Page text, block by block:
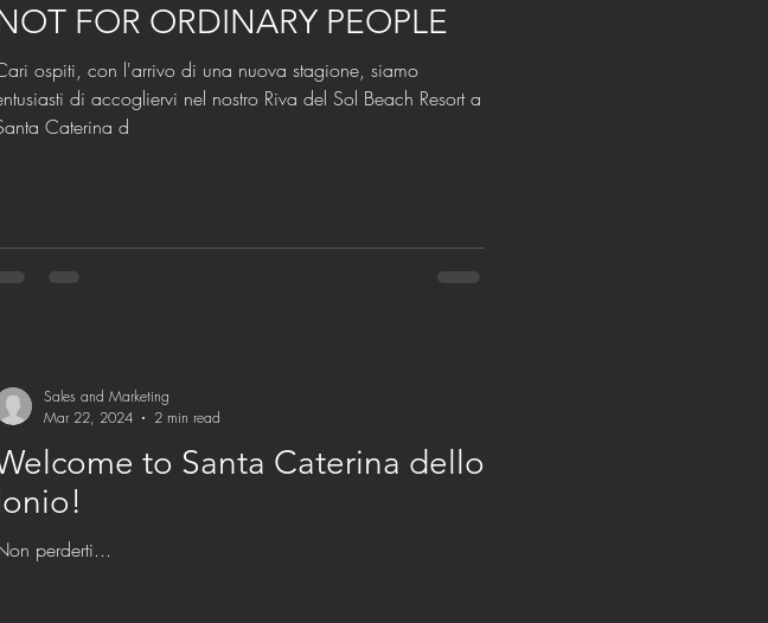
FOR ORDINARY PEOPLE
con l'arrivo di una nuova stagione, siamo
di accogliervi nel nostro Riva del Sol Beach Resort a
Caterina d
to Santa Caterina dello
perderti...
Sales and Marketing
Mar 22, 2024
2 min read